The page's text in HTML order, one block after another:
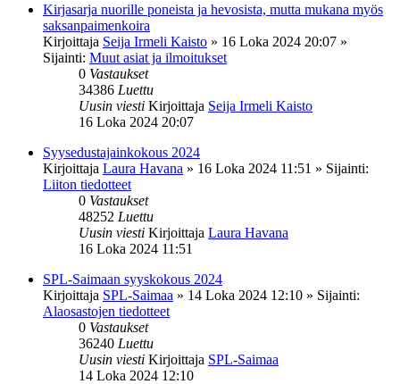
Kirjasarja nuorille poneista ja hevosista, mutta mukana myös
saksanpaimenkoira
Kirjoittaja Seija Irmeli Kaisto » 16 Loka 2024 20:07 »
Sijainti: Muut asiat ja ilmoitukset
0 Vastaukset
34386 Luettu
Uusin viesti Kirjoittaja Seija Irmeli Kaisto
16 Loka 2024 20:07
Syysedustajainkokous 2024
Kirjoittaja Laura Havana » 16 Loka 2024 11:51 » Sijainti:
Liiton tiedotteet
0 Vastaukset
48252 Luettu
Uusin viesti Kirjoittaja Laura Havana
16 Loka 2024 11:51
SPL-Saimaan syyskokous 2024
Kirjoittaja SPL-Saimaa » 14 Loka 2024 12:10 » Sijainti:
Alaosastojen tiedotteet
0 Vastaukset
36240 Luettu
Uusin viesti Kirjoittaja SPL-Saimaa
14 Loka 2024 12:10